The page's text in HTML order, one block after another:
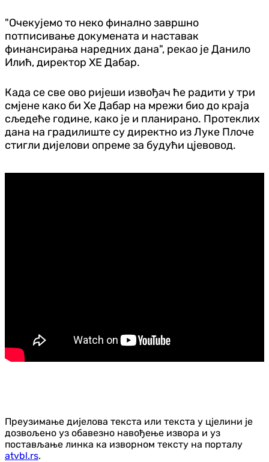
"Очекујемо то неко финално завршно
потписивање докумената и наставак
финансирања наредних дана", рекао је Данило
Илић, директор ХЕ Дабар.
Када се све ово ријеши извођач ће радити у три
смјене како би Хе Дабар на мрежи био до краја
сљедеће године, како је и планирано. Протеклих
дана на градилиште су директно из Луке Плоче
стигли дијелови опреме за будући цјевовод.
Преузимање дијелова текста или текста у цјелини је
дозвољено уз обавезно навођење извора и уз
постављање линка ка изворном тексту на порталу
atvbl.rs.